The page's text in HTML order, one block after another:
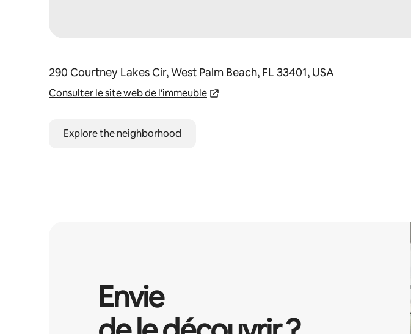
290 Courtney Lakes Cir, West Palm Beach, FL 33401, USA
Consulter le site web de l'immeuble
Explore the neighborhood
Envie